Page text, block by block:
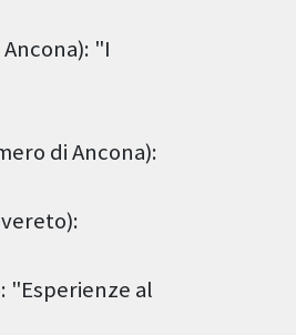
"I
di Ancona):
"Esperienze al